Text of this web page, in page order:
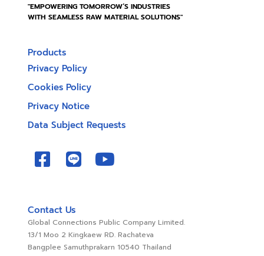
"EMPOWERING TOMORROW’S INDUSTRIES
WITH SEAMLESS RAW MATERIAL SOLUTIONS"
Products
Privacy Policy
Cookies Policy
Privacy Notice
Data Subject Requests
Contact Us
Global Connections Public Company Limited.
13/1 Moo 2 Kingkaew RD. Rachateva
Bangplee Samuthprakarn 10540 Thailand